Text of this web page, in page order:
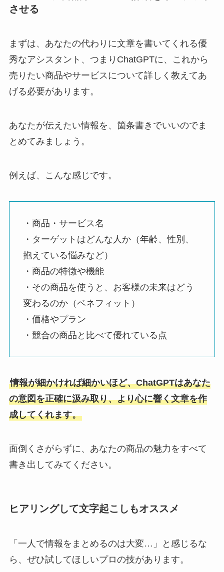
させる
まずは、あなたの代わりに文章を書いてくれる優
秀なアシスタント、つまりChatGPTに、これから
売りたい商品やサービスについて詳しく教えてあ
げる必要があります。
あなたが伝えたい情報を、箇条書きでいいのでま
とめてみましょう。
例えば、こんな感じです。
・商品・サービス名
・ターゲットはどんな人か（年齢、性別、
抱えている悩みなど）
・商品の特徴や機能
・その商品を使うと、お客様の未来はどう
変わるのか（ベネフィット）
・価格やプラン
・競合の商品と比べて優れている点
情報が細かければ細かいほど、ChatGPTはあなた
の意図を正確に汲み取り、より心に響く文章を作
成してくれます。
面倒くさがらずに、あなたの商品の魅力をすべて
書き出してみてください。
ヒアリングして文字起こしもオススメ
「一人で情報をまとめるのは大変…」と感じるな
ら、ぜひ試してほしいプロの技があります。